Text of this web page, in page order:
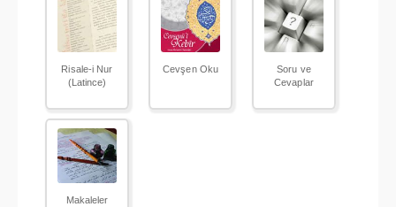
Risale-i Nur
(Latince)
Cevşen Oku
Soru ve
Cevaplar
Makaleler